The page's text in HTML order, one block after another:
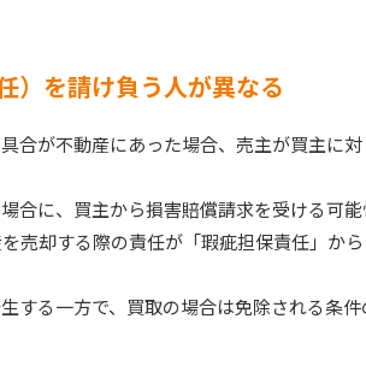
）を請け負う人が異なる
合が不動産にあった場合、売主が買主に
合に、買主から損害賠償請求を受ける可能
売却する際の責任が「瑕疵担保責任」か
する一方で、買取の場合は免除される条